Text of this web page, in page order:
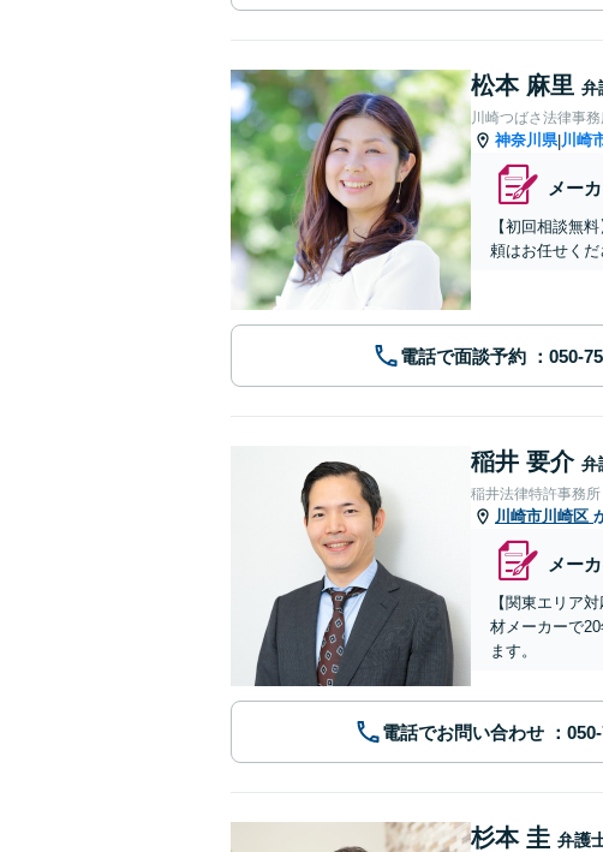
松本 麻里 弁
川崎つばさ法律事
神奈川県|川崎
メー
【初回相談無
頼はお任せく
電話で面談予約
稲井 要介 弁
稲井法律特許事務所
川崎市川崎区
メー
【関東エリア
材メーカーで
ます。
電話でお問い合わせ
杉本 圭 弁護